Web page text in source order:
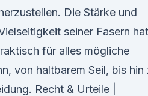
Die Stärke und
seiner Fasern hat
für alles mögliche
von haltbarem Seil, bis hin
Recht & Urteile |